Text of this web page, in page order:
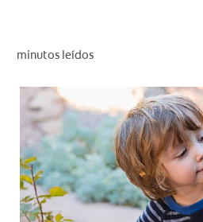
minutos leídos